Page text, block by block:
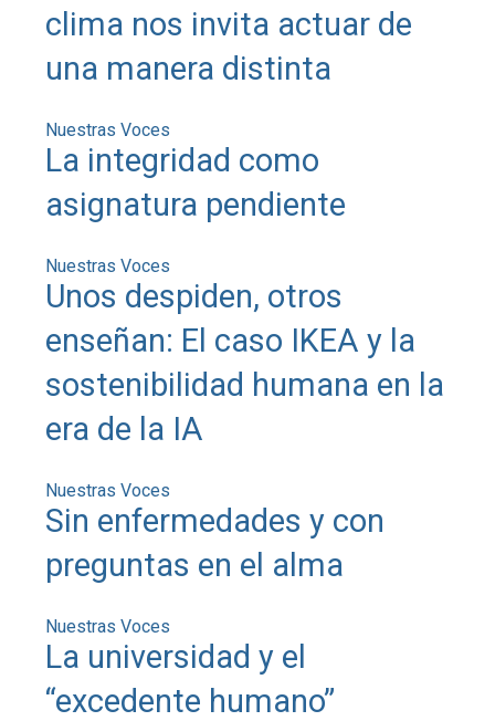
clima nos invita actuar de
una manera distinta
Nuestras Voces
La integridad como
asignatura pendiente
Nuestras Voces
Unos despiden, otros
enseñan: El caso IKEA y la
sostenibilidad humana en la
era de la IA
Nuestras Voces
Sin enfermedades y con
preguntas en el alma
Nuestras Voces
La universidad y el
“excedente humano”